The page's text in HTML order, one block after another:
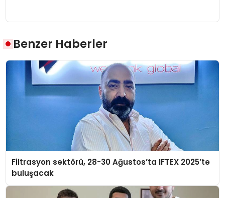
Benzer Haberler
Filtrasyon sektörü, 28-30 Ağustos’ta IFTEX 2025’te
buluşacak